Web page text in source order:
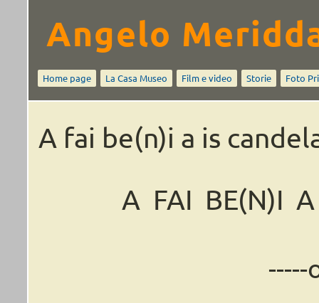
Angelo
Home page La Casa Museo Film e video Storie Foto
A fai be(n)i a is
A FAI BE(N)I A
-----